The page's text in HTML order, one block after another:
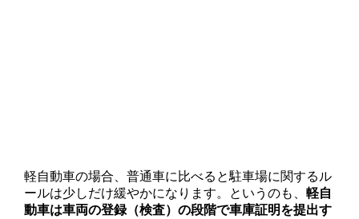
軽自動車の場合、普通車に比べると駐車場に関するル
ールは少しだけ緩やかになります。というのも、軽自
動車は車両の登録（検査）の段階で車庫証明を提出す